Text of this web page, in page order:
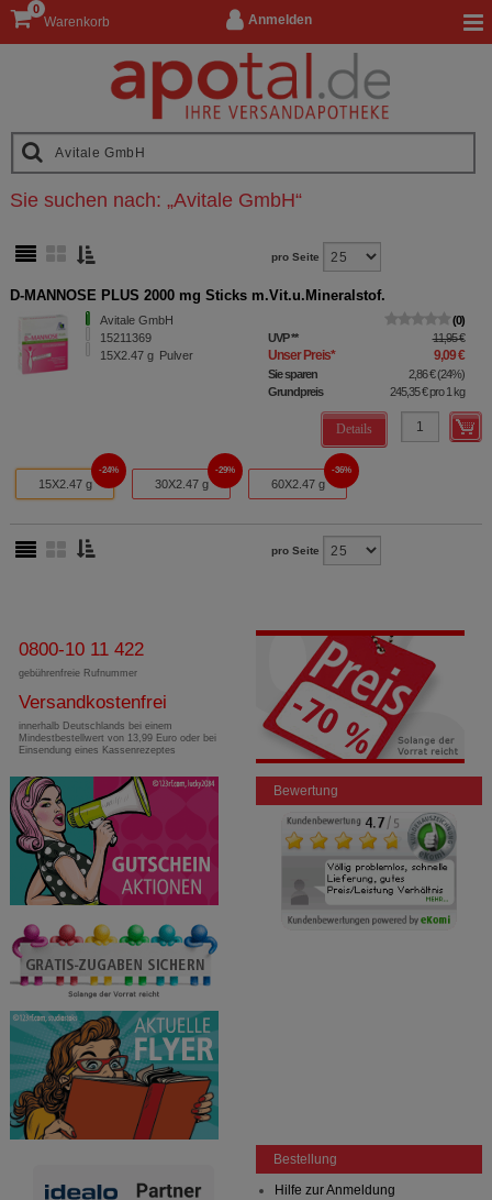
Anmelden
Warenkorb
0
Sie suchen nach: „Avitale GmbH“
pro Seite
D-MANNOSE PLUS 2000 mg Sticks m.Vit.u.Mineralstof.
Avitale GmbH
15211369
15X2.47 g Pulver
0
UVP** 11,95 €
Unser Preis* 9,09 €
Sie sparen 2,86 €(24%)
Grundpreis
245,35 €pro 1 kg
Details
15X2.47 g
24%
30X2.47 g
29%
60X2.47 g
36%
pro Seite
0800-10 11 422
gebührenfreie Rufnummer
Versandkostenfrei
innerhalb Deutschlands bei einem
Mindestbestellwert von 13,99 Euro oder bei
Einsendung eines Kassenrezeptes
Bewertung
Bestellung
Hilfe zur Anmeldung